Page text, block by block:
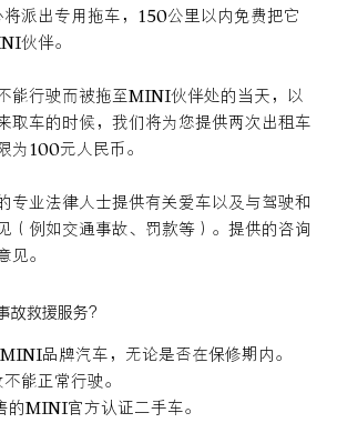
派 出专用拖车，150公里以内免费把它
伙伴。
能行驶而被拖至MINI伙伴处的当天，以
取车的时候，我们将为您提供两次出租车
为100元人民币。
专业法律人士提供有关爱车以及与驾驶和
（例如交通事故、罚款等）。提供的咨询
见。
救援服务？
品牌汽车，无论是否在保修期内。
能正常行驶。
MINI官方认证二手车。